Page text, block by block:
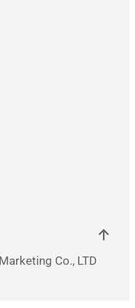
Co., LTD